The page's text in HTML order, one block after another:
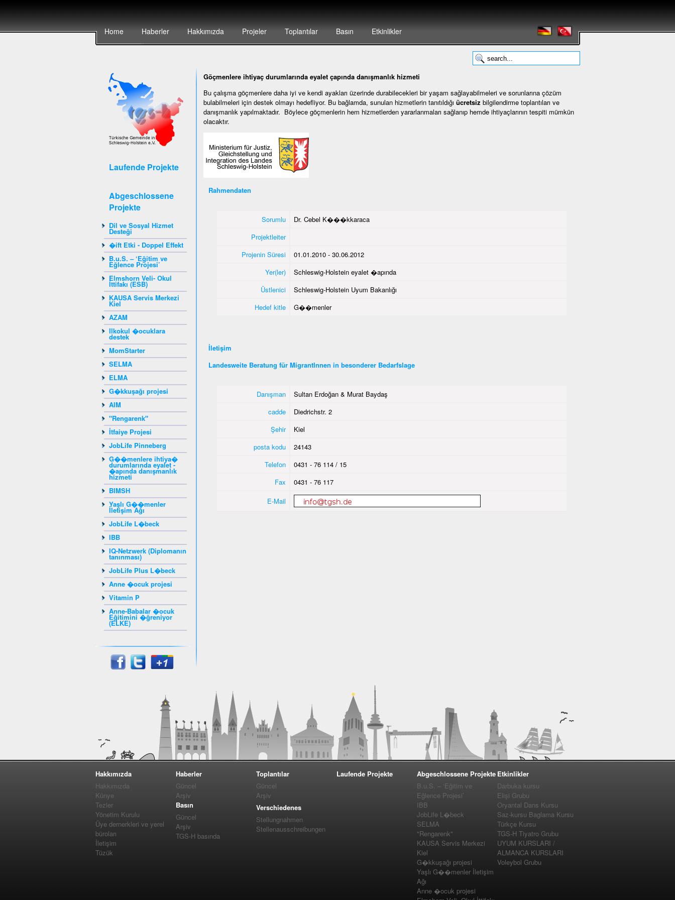
Home Haberler Hakkımızda Projeler Toplantılar Basın Etkinlikler
Laufende Projekte
Abgeschlossene
Projekte
Dil ve Sosyal Hizmet
Desteği
�ift Etki - Doppel Effekt
B.u.S. – ‘Eğitim ve
Eğlence Projesi’
Elmshorn Veli- Okul
İttifakı (ESB)
KAUSA Servis Merkezi
Kiel
AZAM
Ilkokul �ocuklara
destek
MomStarter
SELMA
ELMA
G�kkuşağı projesi
AIM
"Rengarenk"
İtfaiye Projesi
JobLife Pinneberg
G��menlere ihtiya�
durumlarında eyalet -
�apında danışmanlık
hizmeti
BIMSH
Yaşlı G��menler
İletişim Ağı
JobLife L�beck
IBB
IQ-Netzwerk (Diplomanın
tanınması)
JobLife Plus L�beck
Anne �ocuk projesi
Vitamin P
Anne-Babalar �ocuk
Eğitimini �ğreniyor
(ELKE)
Göçmenlere ihtiyaç durumlarında eyalet çapında danışmanlık hizmeti
Bu çalışma göçmenlere daha iyi ve kendi ayakları üzerinde durabilecekleri bir yaşam sağlayabilmeleri ve sorunlarına çözüm
bulabilmeleri için destek olmayı hedefliyor. Bu bağlamda, sunulan hizmetlerin tanıtıldığı ücretsiz bilgilendirme toplantıları ve
danışmanlık yapılmaktadır. Böylece göçmenlerin hem hizmetlerden yararlanmaları sağlanıp hemde ihtiyaçlarının tespiti mümkün
olacaktır.
Rahmendaten
Sorumlu
Dr. Cebel K���kkaraca
Projektleiter
Projenin Süresi
01.01.2010 - 30.06.2012
Yer(ler)
Schleswig-Holstein eyalet �apında
Üstlenici
Schleswig-Holstein Uyum Bakanlığı
Hedef kitle
G��menler
İletişim
Landesweite Beratung für MigrantInnen in besonderer Bedarfslage
Danışman
Sultan Erdoğan & Murat Baydaş
cadde
Diedrichstr. 2
Şehir
Kiel
posta kodu
24143
Telefon
0431 - 76 114 / 15
Fax
0431 - 76 117
E-Mail
Hakkımızda
Hakkımızda
Künye
Tezler
Yönetim Kurulu
Üye dernerkleri ve yerel
büroları
İletişim
Tüzük
Haberler
Güncel
Arşiv
Basın
Güncel
Arşiv
TGS-H basında
Toplantılar
Güncel
Arşiv
Verschiedenes
Stellungnahmen
Stellenausschreibungen
Laufende Projekte
Abgeschlossene Projekte
B.u.S. – ‘Eğitim ve
Eğlence Projesi’
IBB
JobLife L�beck
SELMA
"Rengarenk"
KAUSA Servis Merkezi
Kiel
G�kkuşağı projesi
Yaşlı G��menler İletişim
Ağı
Anne �ocuk projesi
Etkinlikler
Darbuka kursu
Elişi Grubu
Oryantal Dans Kursu
Saz-kursu Baglama Kursu
Türkçe Kursu
TGS-H Tiyatro Grubu
UYUM KURSLARI /
ALMANCA KURSLARI
Voleybol Grubu